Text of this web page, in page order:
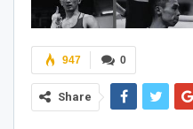
0
947
Share